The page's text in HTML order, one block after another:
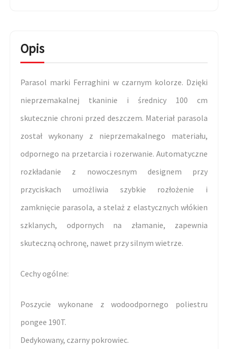
Opis
Parasol marki Ferraghini w czarnym kolorze. Dzięki
nieprzemakalnej tkaninie i średnicy 100 cm
skutecznie chroni przed deszczem. Materiał parasola
został wykonany z nieprzemakalnego materiału,
odpornego na przetarcia i rozerwanie. Automatyczne
rozkładanie z nowoczesnym designem przy
przyciskach umożliwia szybkie rozłożenie i
zamknięcie parasola, a stelaż z elastycznych włókien
szklanych, odpornych na złamanie, zapewnia
skuteczną ochronę, nawet przy silnym wietrze.
Cechy ogólne:
Poszycie wykonane z wodoodpornego poliestru
pongee 190T.
Dedykowany, czarny pokrowiec.